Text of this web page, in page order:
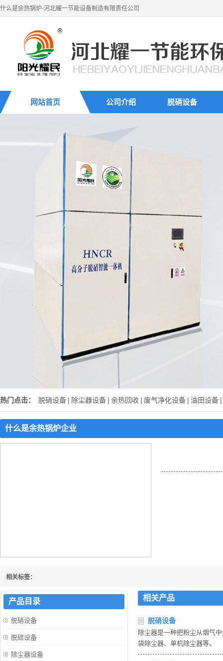
什么是余热锅炉-河北耀一节能设备制造有限责任公司
网站首页 公司介绍 脱硝设备
热门点击： 脱硝设备 | 除尘器设备 | 余热回收 | 废气净化设备 | 油田设备 |
什么是余热锅炉企业
相关标签：
相关产品
脱硝设备
除尘器是一种把粉尘从烟气
袋除尘器、单机除尘器等。
产品目录
脱硝设备
脱硫设备
除尘器设备